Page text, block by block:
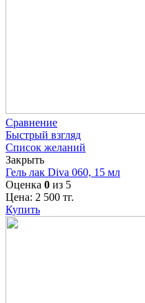
Сравнение
Быстрый взгляд
Список желаний
Закрыть
Гель лак Diva 060, 15 мл
Оценка 0 из 5
Цена: 2 500 тг.
Купить